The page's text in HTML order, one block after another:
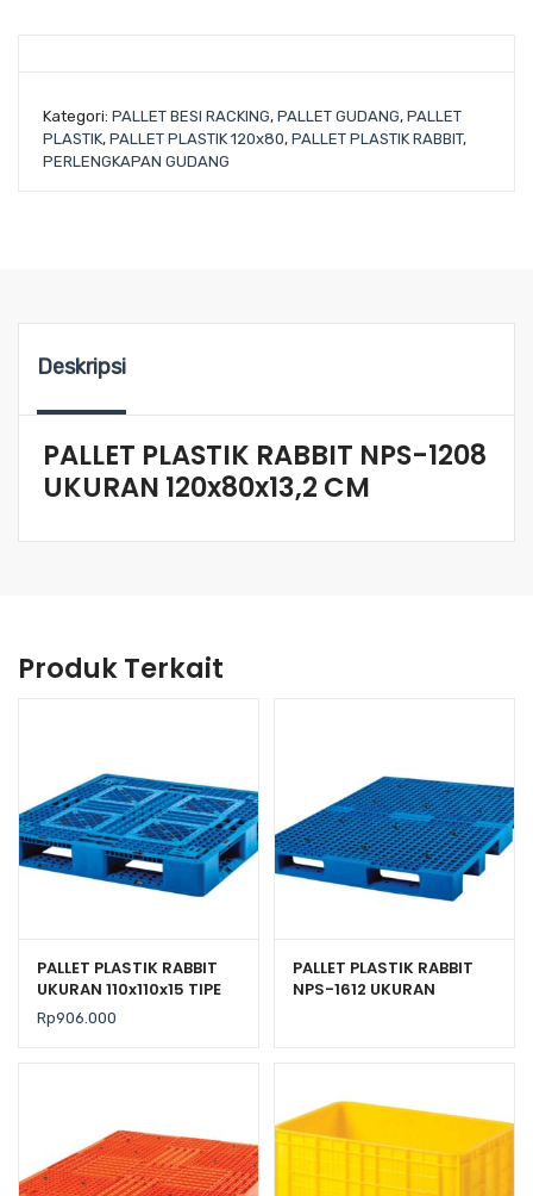
Kategori: PALLET BESI RACKING, PALLET GUDANG, PALLET
PLASTIK, PALLET PLASTIK 120x80, PALLET PLASTIK RABBIT,
PERLENGKAPAN GUDANG
Deskripsi
PALLET PLASTIK RABBIT NPS-1208
UKURAN 120x80x13,2 CM
Produk Terkait
PALLET PLASTIK RABBIT
UKURAN 110x110x15 TIPE
NPJ-1111
Rp906.000
PALLET PLASTIK RABBIT
NPS-1612 UKURAN